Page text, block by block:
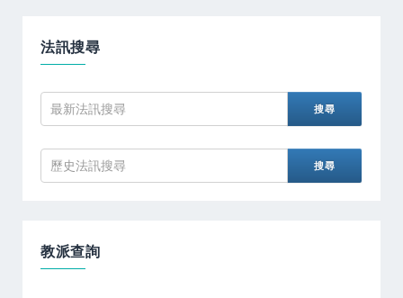
法訊搜尋
教派查詢